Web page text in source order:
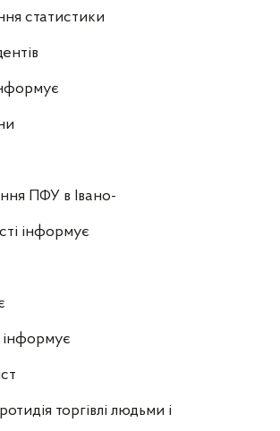
статистики
ПФУ в Івано-
інформує
інформує
торгівлі людьми і